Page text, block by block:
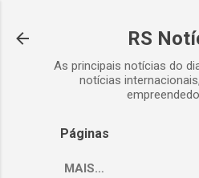
RS
As principais notícias do
notícias
Páginas
MAIS…